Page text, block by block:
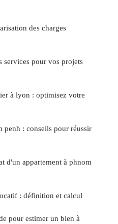
des charges
services pour vos projets
à lyon : optimisez votre
penh : conseils pour réussir
d'un appartement à phnom
: définition et calcul
pour estimer un bien à